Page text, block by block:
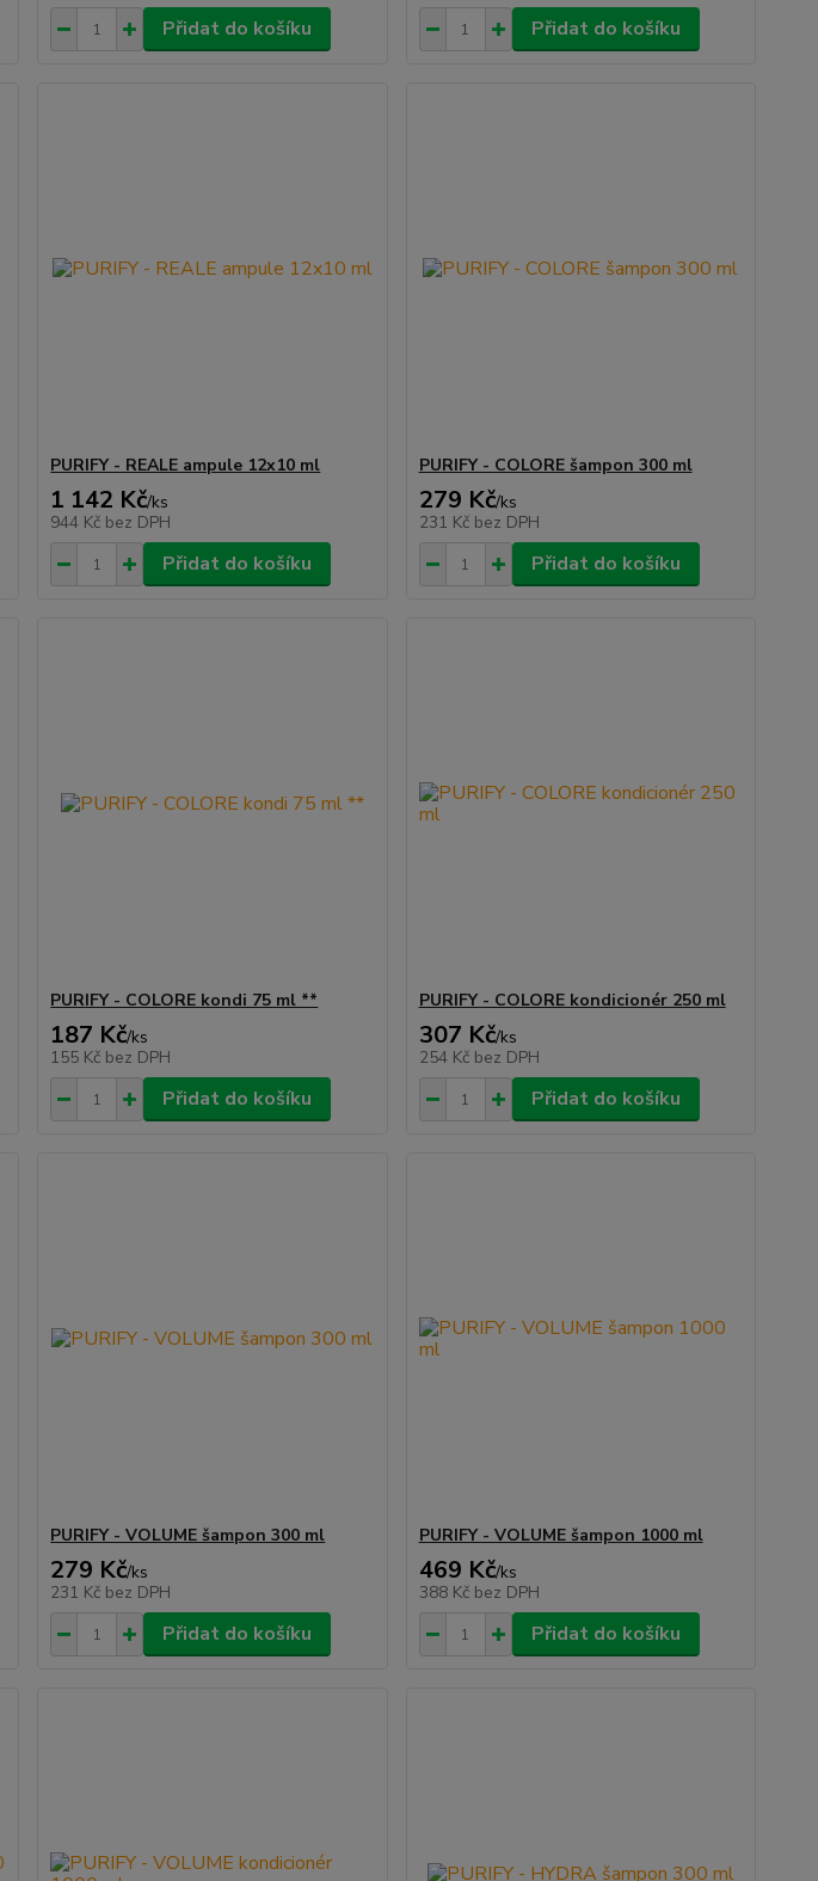
Přidat do košíku Přidat do košíku
PURIFY - REALE ampule 12x10 ml
1 142 Kč/ks
944 Kč bez DPH
Přidat do košíku
PURIFY - COLORE šampon 300 ml
279 Kč/ks
231 Kč bez DPH
Přidat do košíku
PURIFY - COLORE kondi 75 ml **
187 Kč/ks
155 Kč bez DPH
Přidat do košíku
PURIFY - COLORE kondicionér 250 ml
307 Kč/ks
254 Kč bez DPH
Přidat do košíku
PURIFY - VOLUME šampon 300 ml
279 Kč/ks
231 Kč bez DPH
Přidat do košíku
PURIFY - VOLUME šampon 1000 ml
469 Kč/ks
388 Kč bez DPH
Přidat do košíku